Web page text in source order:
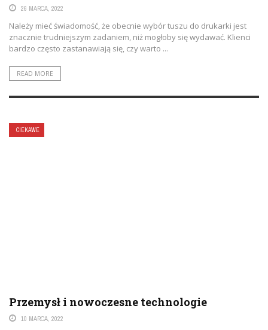
26 MARCA, 2022
Należy mieć świadomość, że obecnie wybór tuszu do drukarki jest
znacznie trudniejszym zadaniem, niż mogłoby się wydawać. Klienci
bardzo często zastanawiają się, czy warto ...
READ MORE
CIEKAWE
Przemysł i nowoczesne technologie
10 MARCA, 2022